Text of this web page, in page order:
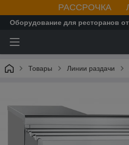
РАССРОЧКА
Оборудование для ресторанов
Товары Линии раздачи